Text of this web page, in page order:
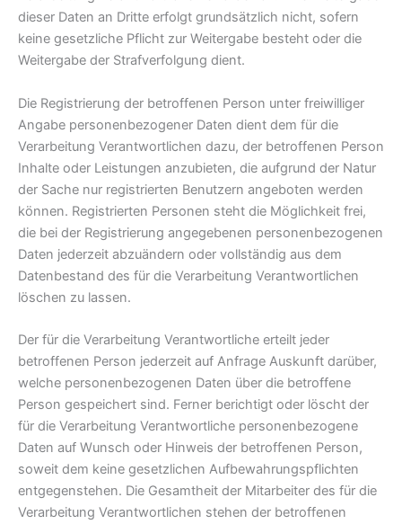
dieser Daten an Dritte erfolgt grundsätzlich nicht, sofern
keine gesetzliche Pflicht zur Weitergabe besteht oder die
Weitergabe der Strafverfolgung dient.
Die Registrierung der betroffenen Person unter freiwilliger
Angabe personenbezogener Daten dient dem für die
Verarbeitung Verantwortlichen dazu, der betroffenen Person
Inhalte oder Leistungen anzubieten, die aufgrund der Natur
der Sache nur registrierten Benutzern angeboten werden
können. Registrierten Personen steht die Möglichkeit frei,
die bei der Registrierung angegebenen personenbezogenen
Daten jederzeit abzuändern oder vollständig aus dem
Datenbestand des für die Verarbeitung Verantwortlichen
löschen zu lassen.
Der für die Verarbeitung Verantwortliche erteilt jeder
betroffenen Person jederzeit auf Anfrage Auskunft darüber,
welche personenbezogenen Daten über die betroffene
Person gespeichert sind. Ferner berichtigt oder löscht der
für die Verarbeitung Verantwortliche personenbezogene
Daten auf Wunsch oder Hinweis der betroffenen Person,
soweit dem keine gesetzlichen Aufbewahrungspflichten
entgegenstehen. Die Gesamtheit der Mitarbeiter des für die
Verarbeitung Verantwortlichen stehen der betroffenen